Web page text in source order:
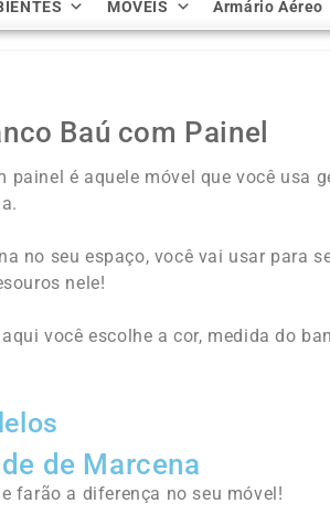
Baú com Painel
painel é aquele móvel que você usa
no seu espaço, você vai usar para
nele!
você escolhe a cor, medida do
de Marcena
farão a diferença no seu móvel!